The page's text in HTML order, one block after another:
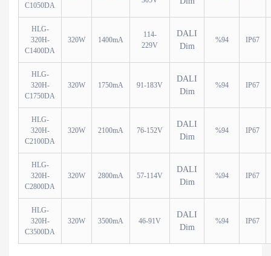
C1050DA
HLG-
320H-
C1400DA
320W 1400mA
114-
229V
DALI
Dim
%94 IP67
HLG-
320H-
C1750DA
320W 1750mA 91-183V
DALI
Dim
%94 IP67
HLG-
320H-
C2100DA
320W 2100mA 76-152V
DALI
Dim
%94 IP67
HLG-
320H-
C2800DA
320W 2800mA 57-114V
DALI
Dim
%94 IP67
HLG-
320H-
C3500DA
320W 3500mA 46-91V
DALI
Dim
%94 IP67